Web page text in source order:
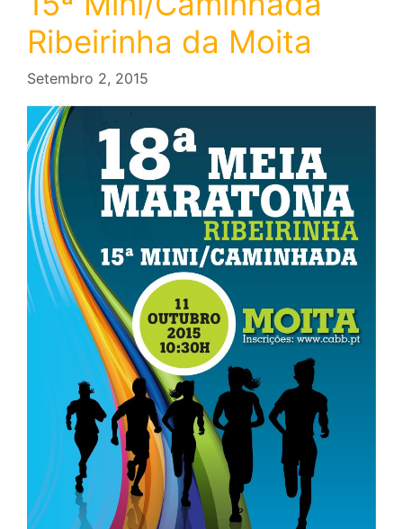
Ribeirinha da Moita
Setembro 2, 2015